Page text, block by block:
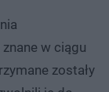
w ciągu
zostały